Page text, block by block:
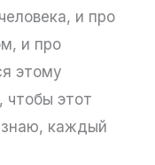
и про
и про
этому
чтобы этот
каждый